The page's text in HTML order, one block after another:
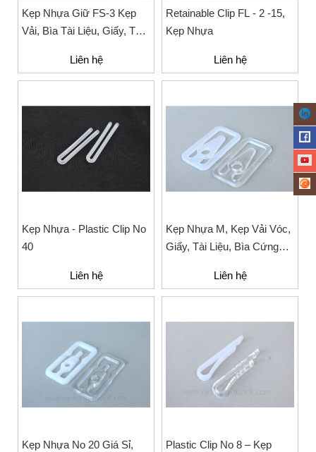
Kẹp Nhựa Giữ FS-3 Kẹp
Vải, Bìa Tài Liệu, Giấy, Thẻ
Liên hệ
Retainable Clip FL - 2 -15,
Kẹp Nhựa
Liên hệ
Kẹp Nhựa - Plastic Clip No
40
Liên hệ
Kẹp Nhựa M, Kẹp Vải Vóc,
Giấy, Tài Liệu, Bìa Cứng
Liên hệ
Kẹp Nhựa No 20 Giá Sỉ,
Plastic Clip No 8 – Kẹp